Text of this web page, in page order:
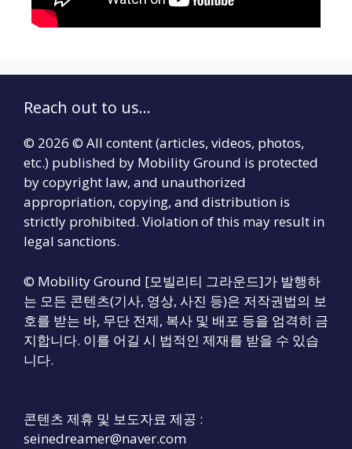
Reach out to us...
© 2026 © All content (articles, videos, photos,
etc.) published by Mobility Ground is protected
by copyright law, and unauthorized
appropriation, copying, and distribution is
strictly prohibited. Violation of this may result in
legal sanctions.
© Mobility Ground [모빌리티 그라운드]가 발행하
는 모든 콘텐츠(기사, 영상, 사진 등)은 저작권법의 보
호를 받는 바, 무단 전제, 복사 및 배포 등을 엄격히 금
지합니다. 이를 어길 시 법적인 제재를 받을 수 있습
니다.
콘텐츠 제휴 및 보도자료 제공 :
seinedreamer@naver.com